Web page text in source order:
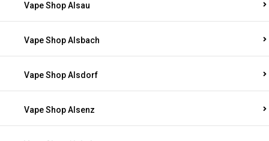
Vape Shop Alsau
Vape Shop Alsbach
Vape Shop Alsdorf
Vape Shop Alsenz